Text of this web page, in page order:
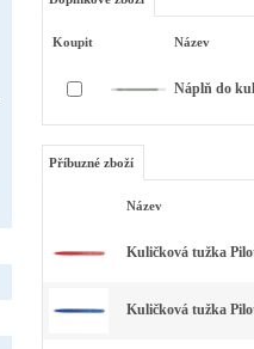
Koupit Název
Náplň do
Příbuzné zboží
Název
Kuličková tužka
Kuličková tužka